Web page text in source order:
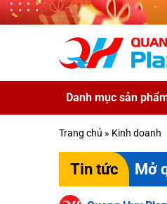
Skip to main content
Danh mục sản
Trang chủ » Kinh doanh
Tin tức Mở